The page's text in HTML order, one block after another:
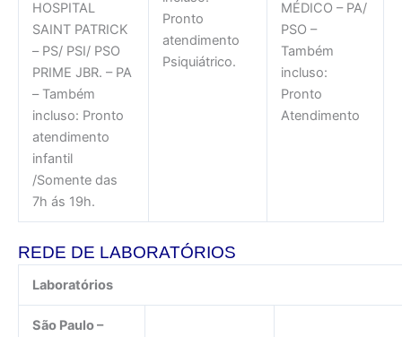
HOSPITAL
SAINT PATRICK
– PS/ PSI/ PSO
PRIME JBR. – PA
– Também
incluso: Pronto
atendimento
infantil
/Somente das
7h ás 19h.
Pronto
atendimento
Psiquiátrico.
MÉDICO – PA/
PSO –
Também
incluso:
Pronto
Atendimento
REDE DE LABORATÓRIOS
Laboratórios
São Paulo –